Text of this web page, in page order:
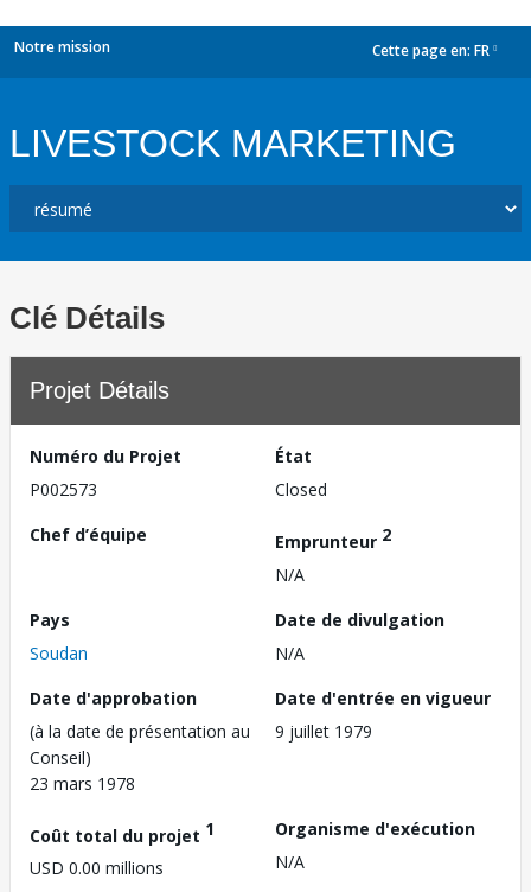
Notre mission Cette page en: FR
LIVESTOCK MARKETING
Clé Détails
Projet Détails
Numéro du Projet
P002573
État
Closed
Chef d’équipe
Emprunteur 2
N/A
Pays
Soudan
Date de divulgation
N/A
Date d'approbation
(à la date de présentation au
Conseil)
23 mars 1978
Date d'entrée en vigueur
9 juillet 1979
Coût total du projet 1
USD 0.00 millions
Organisme d'exécution
N/A